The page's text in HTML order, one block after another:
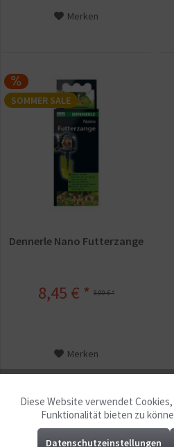
Merken
SOMMER SALE
Dennerle Nano Futterzange
8,90 € *
8,45 € *
Merken
Ausverkauft
Funktionale
Diese Website verwendet
Funktionalität bieten zu
Datenschutzeinstellungen